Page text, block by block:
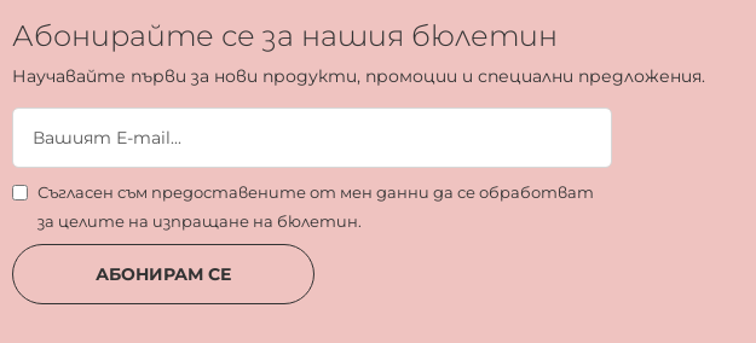
Абонирайте се за нашия бюлетин
Научавайте първи за нови продукти, промоции и специални предложения.
Съгласен съм предоставените от мен данни да се обработват
за целите на изпращане на бюлетин.
АБОНИРАМ СЕ